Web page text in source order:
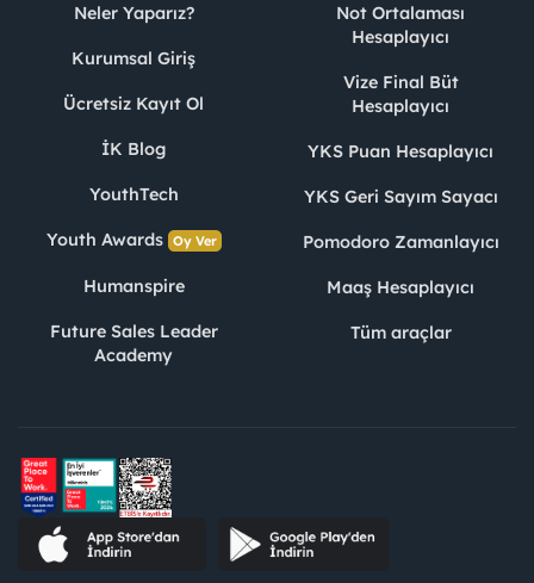
Neler Yaparız?
Kurumsal Giriş
Ücretsiz Kayıt Ol
İK Blog
YouthTech
Youth Awards Oy Ver
Humanspire
Future Sales Leader
Academy
Not Ortalaması
Hesaplayıcı
Vize Final Büt
Hesaplayıcı
YKS Puan Hesaplayıcı
YKS Geri Sayım Sayacı
Pomodoro Zamanlayıcı
Maaş Hesaplayıcı
Tüm araçlar